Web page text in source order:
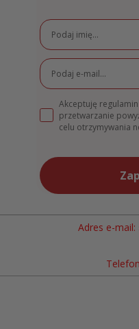
Akceptuję
przetwarzanie
celu otrzymywania
Adres e-mail: